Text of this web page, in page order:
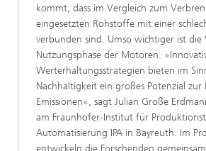
kommt, dass im Vergleich zum
eingesetzten Rohstoffe mit einer
verbunden sind. Umso wichtiger ist
Nutzungsphase der Motoren.
Werterhaltungsstrategien bieten im
Nachhaltigkeit ein großes Potenzial zur
Emissionen«, sagt Julian Große
am Fraunhofer-Institut für
Automatisierung IPA in Bayreuth. Im